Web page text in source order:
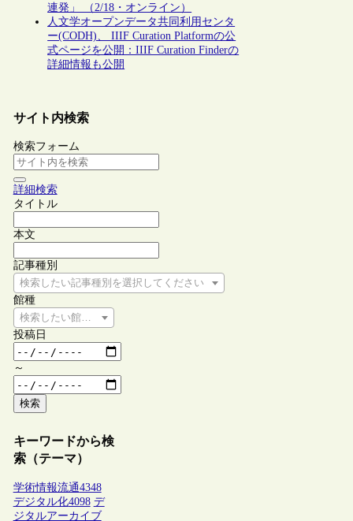
連発」 （2/18・オンライン）
人文学オープンデータ共同利用センタ
ー(CODH)、 IIIF Curation Platformの公
式ページを公開：IIIF Curation Finderの
詳細情報も公開
サイト内検索
検索フォーム
詳細検索
タイトル
本文
記事種別
検索したい記事種別を選択してください
館種
検索したい館種を選択してください
投稿日
～
検索
キーワードから検
索（テーマ）
学術情報流通4348
デジタル化4098 デ
ジタルアーカイブ